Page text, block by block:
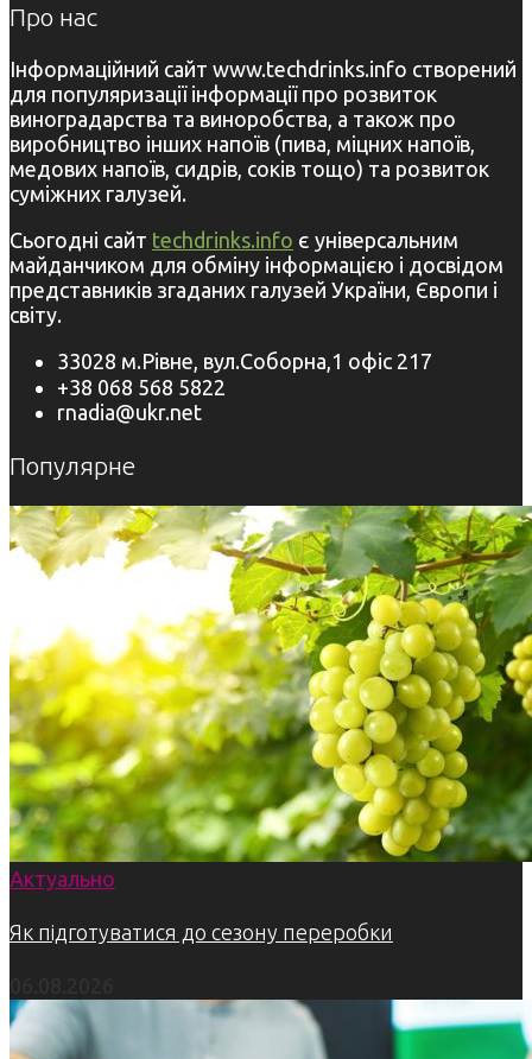
Про нас
Інформаційний сайт www.techdrinks.info створений
для популяризації інформації про розвиток
виноградарства та виноробства, а також про
виробництво інших напоїв (пива, міцних напоїв,
медових напоїв, сидрів, соків тощо) та розвиток
суміжних галузей.
Сьогодні сайт techdrinks.info є універсальним
майданчиком для обміну інформацією і досвідом
представників згаданих галузей України, Європи і
світу.
33028 м.Рівне, вул.Соборна,1 офіс 217
+38 068 568 5822
rnadia@ukr.net
Популярне
Актуально
Як підготуватися до сезону переробки